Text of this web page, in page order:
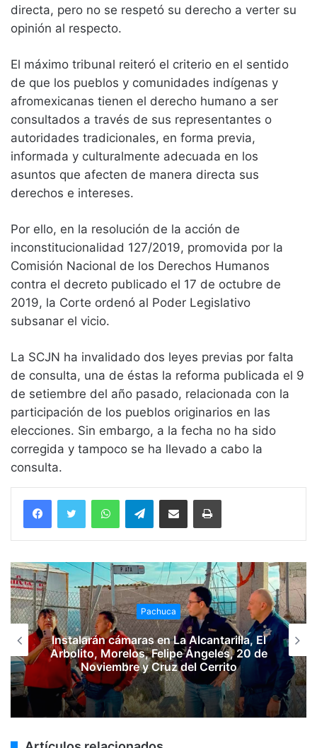
directa, pero no se respetó su derecho a verter su
opinión al respecto.
El máximo tribunal reiteró el criterio en el sentido
de que los pueblos y comunidades indígenas y
afromexicanas tienen el derecho humano a ser
consultados a través de sus representantes o
autoridades tradicionales, en forma previa,
informada y culturalmente adecuada en los
asuntos que afecten de manera directa sus
derechos e intereses.
Por ello, en la resolución de la acción de
inconstitucionalidad 127/2019, promovida por la
Comisión Nacional de los Derechos Humanos
contra el decreto publicado el 17 de octubre de
2019, la Corte ordenó al Poder Legislativo
subsanar el vicio.
La SCJN ha invalidado dos leyes previas por falta
de consulta, una de éstas la reforma publicada el 9
de setiembre del año pasado, relacionada con la
participación de los pueblos originarios en las
elecciones. Sin embargo, a la fecha no ha sido
corregida y tampoco se ha llevado a cabo la
consulta.
WhatsAppTelegramCompartir vía email Imprimir
Pachuca
Instalarán cámaras en La Alcantarilla, El
Arbolito, Morelos, Felipe Ángeles, 20 de
Noviembre y Cruz del Cerrito